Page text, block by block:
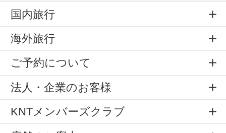
国内旅行
海外旅行
ご予約について
法人・企業のお客様
KNTメンバーズクラブ